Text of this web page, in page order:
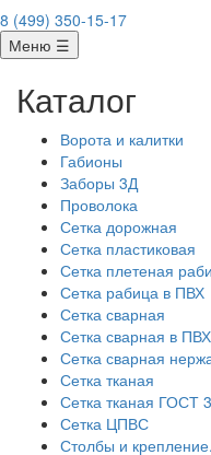
8 (499) 350-15-17
Меню ☰
Каталог
Ворота и калитки
Габионы
Заборы 3Д
Проволока
Сетка дорожная
Сетка пластиковая
Сетка плетеная
Сетка рабица в ПВХ
Сетка сварная
Сетка сварная в ПВХ
Сетка сварная
Сетка тканая
Сетка тканая ГОСТ
Сетка ЦПВС
Столбы и крепление.